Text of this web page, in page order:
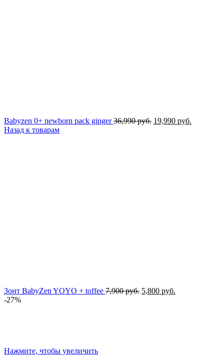
Babyzen 0+ newborn pack ginger36,990руб. Первоначальная
19,990 руб.
Назад к товарам
Зонт BabyZen YOYO + toffee 7,900руб. Первоначальная
5,800 руб.
-27%
Нажмите, чтобы увеличить